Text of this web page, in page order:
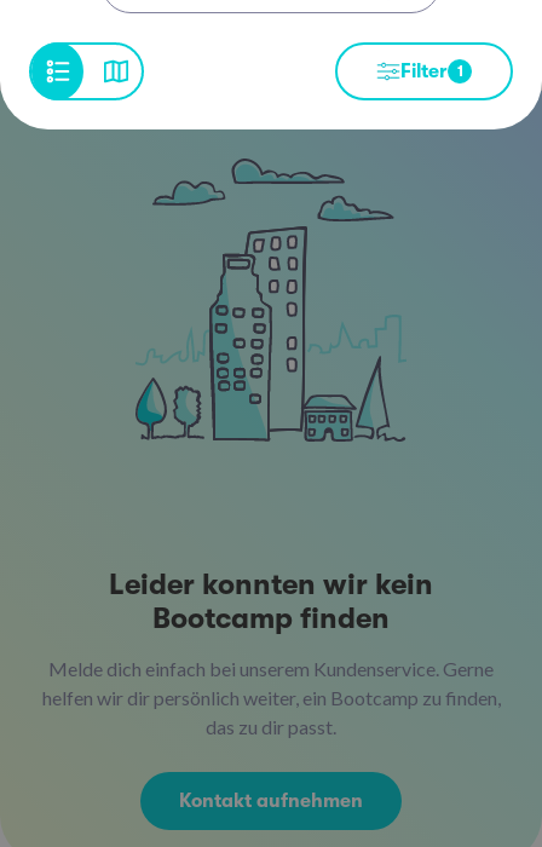
Filter 1
Leider konnten wir kein
Bootcamp finden
Melde dich einfach bei unserem Kundenservice. Gerne
helfen wir dir persönlich weiter, ein Bootcamp zu finden,
das zu dir passt.
Kontakt aufnehmen